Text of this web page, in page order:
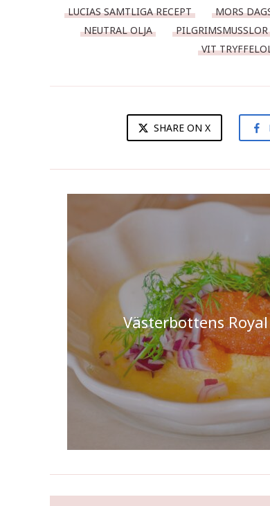
LUCIAS SAMTLIGA RECEPT
MORS
NEUTRAL OLJA
PILGRIMSMUSSLOR
VIT
SHARE ON X
Västerbottens Royal